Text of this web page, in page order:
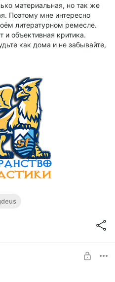
материальная, но так же
Поэтому мне интересно
литературном ремесле.
и объективная критика.
как дома и не забывайте,